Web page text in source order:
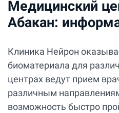
Медицинский
Абакан:
Клиника Нейрон
биоматериала для
центрах ведут прием
различным
возможность быстро